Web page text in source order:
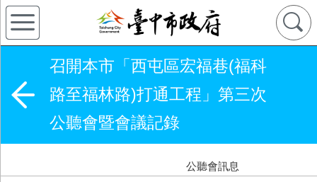
召開本市「西屯區宏福巷(福科
路至福林路)打通工程」第三次
公聽會暨會議記錄
公聽會訊息